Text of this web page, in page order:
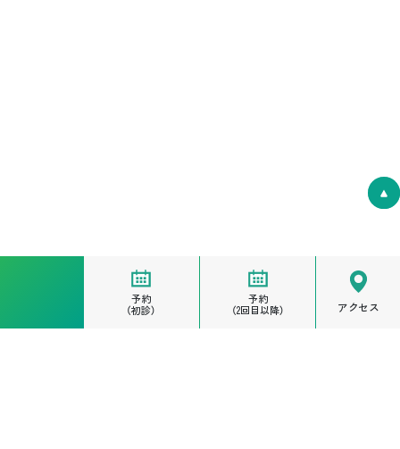
予約
（初診）
予約
（2回目以降）
アクセス